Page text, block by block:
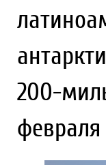
200-
февраля